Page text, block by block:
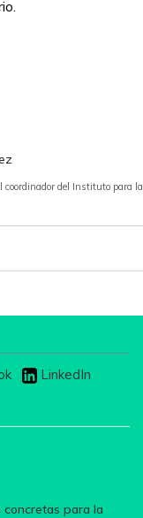
coordinador del Instituto para la
LinkedIn
concretas para la